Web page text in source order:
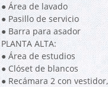
● Área de lavado
● Pasillo de servicio
● Barra para asador
PLANTA ALTA:
● Área de estudios
● Clóset de blancos
● Recámara 2 con